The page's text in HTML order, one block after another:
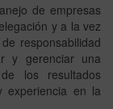
de empresas
y a la vez
responsabilidad
y gerenciar una
los resultados
experiencia en la